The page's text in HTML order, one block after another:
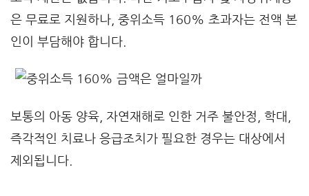
은 무료로 지원하나, 중위소득 160% 초과자는 전액 본
인이 부담해야 합니다.
보통의 아동 양육, 자연재해로 인한 거주 불안정, 학대,
즉각적인 치료나 응급조치가 필요한 경우는 대상에서
제외됩니다.